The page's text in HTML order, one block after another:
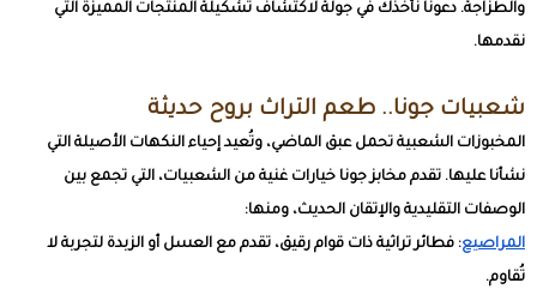
والطزاجة. دعونا نأخذك في جولة لاكتشاف تشكيلة المنتجات المميزة التي
نقدمها.
شعبيات جونا.. طعم التراث بروح حديثة
المخبوزات الشعبية تحمل عبق الماضي، وتُعيد إحياء النكهات الأصيلة التي
نشأنا عليها. تقدم مخابز جونا خيارات غنية من الشعبيات، التي تجمع بين
الوصفات التقليدية والإتقان الحديث، ومنها:
المراصيع: فطائر تراثية ذات قوام رقيق، تقدم مع العسل أو الزبدة لتجربة لا
تُقاوم.